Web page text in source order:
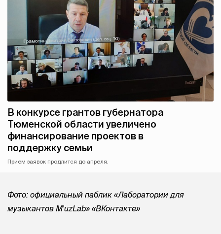
В конкурсе грантов губернатора
Тюменской области увеличено
финансирование проектов в
поддержку семьи
Прием заявок продлится до апреля.
Фото: официальный паблик «Лаборатории для
музыкантов M'uzLab» «ВКонтакте»